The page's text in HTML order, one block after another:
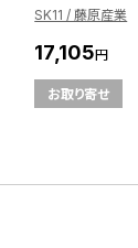
SK11 / 藤原産業
17,105円
お取り寄せ